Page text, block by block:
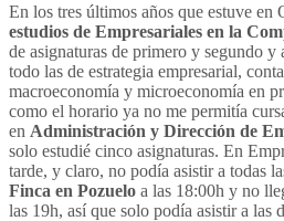
En los tres últimos años que estuve en
estudios de Empresariales en la
de asignaturas de primero y segundo y
todo las de estrategia empresarial,
macroeconomía y microeconomía en
como el horario ya no me permitía
en Administración y Dirección de
solo estudié cinco asignaturas. En
tarde, y claro, no podía asistir a todas
Finca en Pozuelo a las 18:00h y no
las 19h, así que solo podía asistir a las